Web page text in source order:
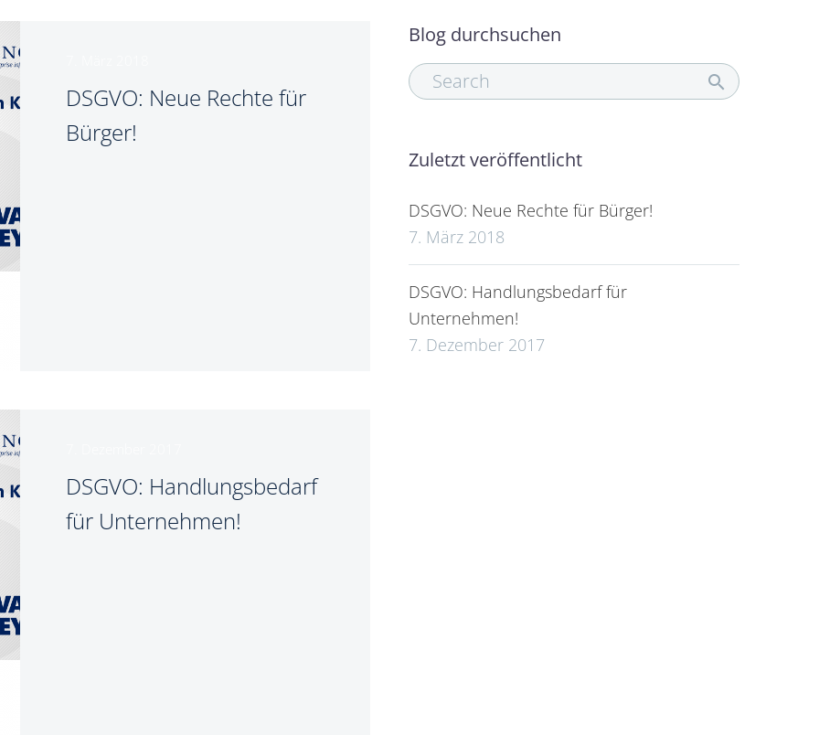
DSGVO: Neue Rechte für
Bürger!
DSGVO: Handlungsbedarf
für Unternehmen!
Blog durchsuchen
Zuletzt veröffentlicht
DSGVO: Neue Rechte für Bürger!
7. März 2018
DSGVO: Handlungsbedarf für
Unternehmen!
7. Dezember 2017